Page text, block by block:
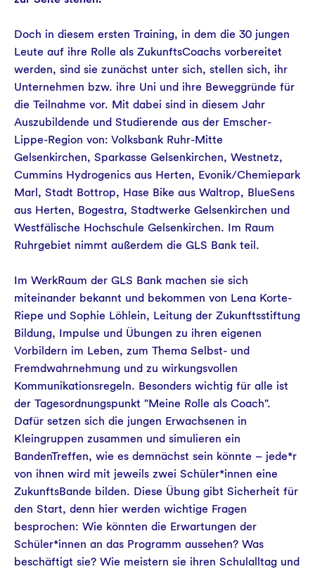
Doch in diesem ersten Training, in dem die 30 jungen
Leute auf ihre Rolle als ZukunftsCoachs vorbereitet
werden, sind sie zunächst unter sich, stellen sich, ihr
Unternehmen bzw. ihre Uni und ihre Beweggründe für
die Teilnahme vor. Mit dabei sind in diesem Jahr
Auszubildende und Studierende aus der Emscher-
Lippe-Region von: Volksbank Ruhr-Mitte
Gelsenkirchen, Sparkasse Gelsenkirchen, Westnetz,
Cummins Hydrogenics aus Herten, Evonik/Chemiepark
Marl, Stadt Bottrop, Hase Bike aus Waltrop, BlueSens
aus Herten, Bogestra, Stadtwerke Gelsenkirchen und
Westfälische Hochschule Gelsenkirchen. Im Raum
Ruhrgebiet nimmt außerdem die GLS Bank teil.
Im WerkRaum der GLS Bank machen sie sich
miteinander bekannt und bekommen von Lena Korte-
Riepe und Sophie Löhlein, Leitung der Zukunftsstiftung
Bildung, Impulse und Übungen zu ihren eigenen
Vorbildern im Leben, zum Thema Selbst- und
Fremdwahrnehmung und zu wirkungsvollen
Kommunikationsregeln. Besonders wichtig für alle ist
der Tagesordnungspunkt "Meine Rolle als Coach".
Dafür setzen sich die jungen Erwachsenen in
Kleingruppen zusammen und simulieren ein
BandenTreffen, wie es demnächst sein könnte – jede*r
von ihnen wird mit jeweils zwei Schüler*innen eine
ZukunftsBande bilden. Diese Übung gibt Sicherheit für
den Start, denn hier werden wichtige Fragen
besprochen: Wie könnten die Erwartungen der
Schüler*innen an das Programm aussehen? Was
beschäftigt sie? Wie meistern sie ihren Schulalltag und